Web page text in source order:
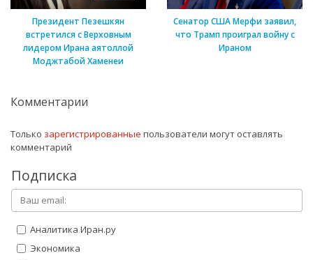
Президент Пезешкян
встретился с Верховным
лидером Ирана аятоллой
Моджтабой Хаменеи
Сенатор США Мерфи заявил,
что Трамп проиграл войну с
Ираном
Комментарии
Только зарегистрированные пользователи могут оставлять
комментарий
Подписка
Аналитика Иран.ру
Экономика